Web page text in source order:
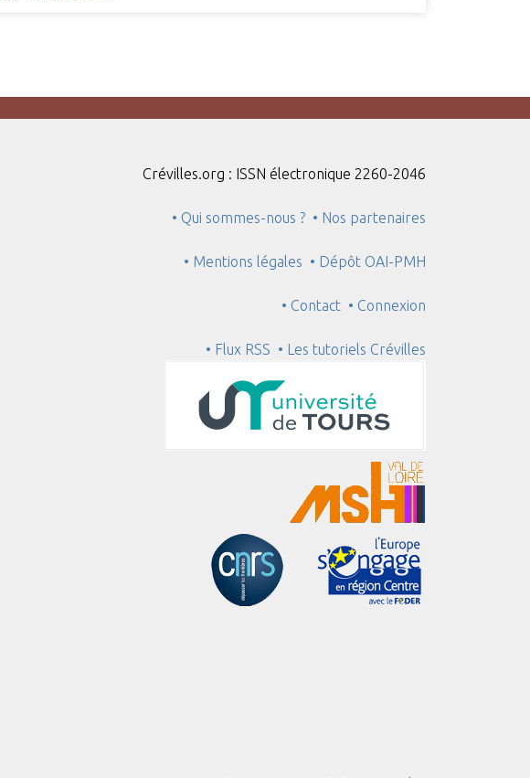
Crévilles.org : ISSN électronique 2260-2046
• Qui sommes-nous ? • Nos partenaires
• Mentions légales • Dépôt OAI-PMH
• Contact • Connexion
• Flux RSS • Les tutoriels Crévilles